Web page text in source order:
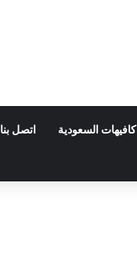
كافيهات السعودية اتصل بنا